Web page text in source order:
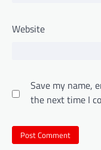
Website
Save my name,
the next time I